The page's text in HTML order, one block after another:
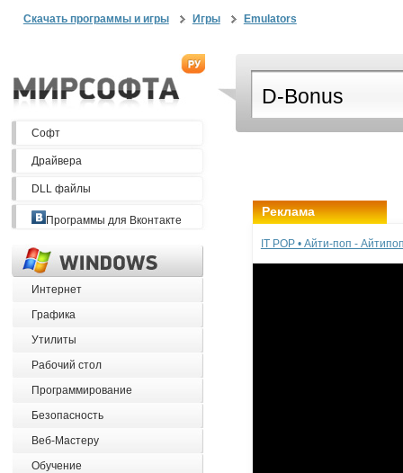
Скачать программы и игры Игры Emulators
Софт
Драйвера
DLL файлы
Программы для Вконтакте
Интернет
Графика
Утилиты
Рабочий стол
Программирование
Безопасность
Веб-Мастеру
Обучение
Реклама
IT POP • Айти-поп -